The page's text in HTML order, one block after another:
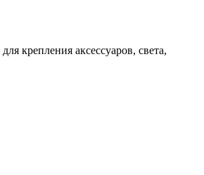
крепления аксессуаров, света,